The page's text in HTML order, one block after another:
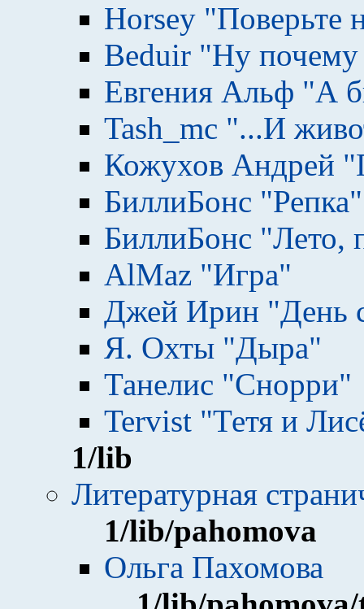
Horsey "Поверьте
Beduir "Ну почему
Евгения Альф "А
Tash_mc "...И
Кожухов Андрей
БиллиБонс "Репка"
БиллиБонс "Лето,
AlMaz "Игра"
Джей Ирин "День
Я. Охты "Дыра"
Танелис "Снорри"
Tervist "Тетя и
1/lib
Литературная
1/lib/pahomova
Ольга Пахомова